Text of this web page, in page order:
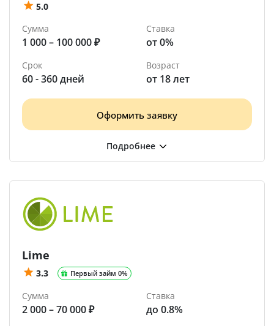
5.0
Сумма
1 000 – 100 000 ₽
Ставка
от 0%
Срок
60 - 360 дней
Возраст
от 18 лет
Оформить заявку
Lime
3.3 Первый займ 0%
Сумма
2 000 – 70 000 ₽
Ставка
до 0.8%